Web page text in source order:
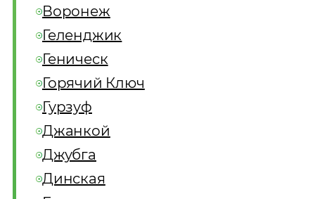
Воронеж
Геленджик
Геническ
Горячий Ключ
Гурзуф
Джанкой
Джубга
Динская